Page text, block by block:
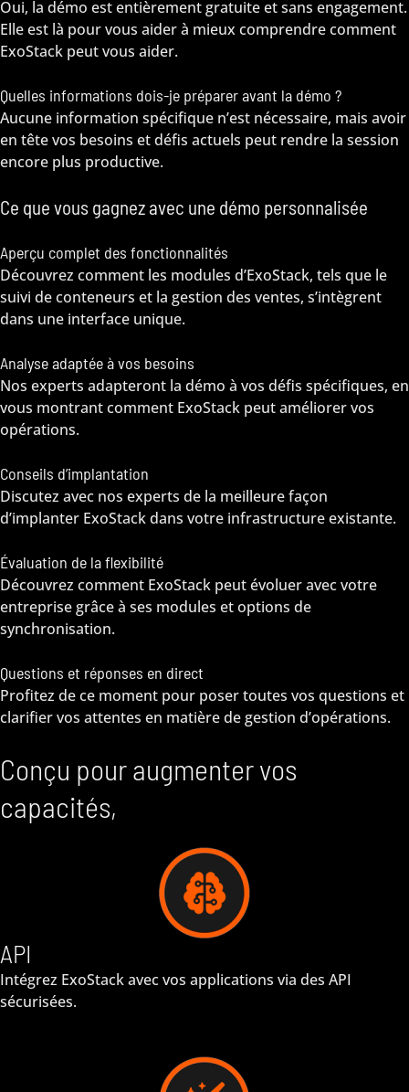
Oui, la démo est entièrement gratuite et sans engagement.
Elle est là pour vous aider à mieux comprendre comment
ExoStack peut vous aider.
Quelles informations dois-je préparer avant la démo ?
Aucune information spécifique n’est nécessaire, mais avoir
en tête vos besoins et défis actuels peut rendre la session
encore plus productive.
Ce que vous gagnez avec une démo personnalisée
Aperçu complet des fonctionnalités
Découvrez comment les modules d’ExoStack, tels que le
suivi de conteneurs et la gestion des ventes, s’intègrent
dans une interface unique.
Analyse adaptée à vos besoins
Nos experts adapteront la démo à vos défis spécifiques, en
vous montrant comment ExoStack peut améliorer vos
opérations.
Conseils d’implantation
Discutez avec nos experts de la meilleure façon
d’implanter ExoStack dans votre infrastructure existante.
Évaluation de la flexibilité
Découvrez comment ExoStack peut évoluer avec votre
entreprise grâce à ses modules et options de
synchronisation.
Questions et réponses en direct
Profitez de ce moment pour poser toutes vos questions et
clarifier vos attentes en matière de gestion d’opérations.
Conçu pour augmenter vos
capacités,
API
Intégrez ExoStack avec vos applications via des API
sécurisées.